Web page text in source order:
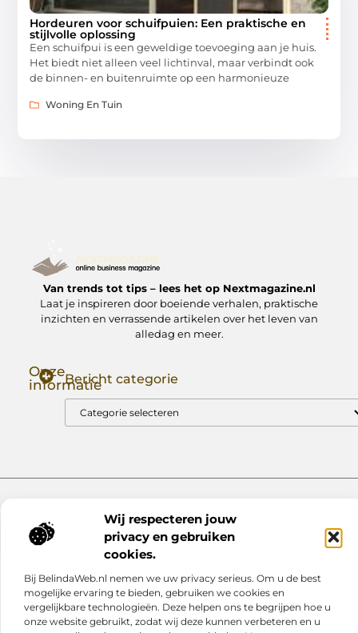
Wij respecteren jouw
privacy en gebruiken
cookies.
Bij BelindaWeb.nl nemen we uw privacy serieus. Om u de best
mogelijke ervaring te bieden, gebruiken we cookies en
vergelijkbare technologieën. Deze helpen ons te begrijpen hoe u
onze website gebruikt, zodat wij deze kunnen verbeteren en u
Hordeuren voor schuifpuien: Een praktische en
stijlvolle oplossing
Een schuifpui is een geweldige toevoeging aan je huis.
Het biedt niet alleen veel lichtinval, maar verbindt ook
de binnen- en buitenruimte op een harmonieuze
Woning En Tuin
Van trends tot tips – lees het op Nextmagazine.nl
Laat je inspireren door boeiende verhalen, praktische
inzichten en verrassende artikelen over het leven van
alledag en meer.
Onze
informatieBericht categorie
@2025 www.nextmagazine.nl. All Right Reserved.